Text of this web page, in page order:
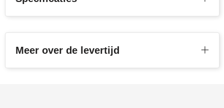
Meer over de levertijd